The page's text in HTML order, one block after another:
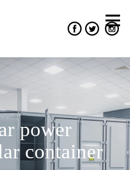
power
container